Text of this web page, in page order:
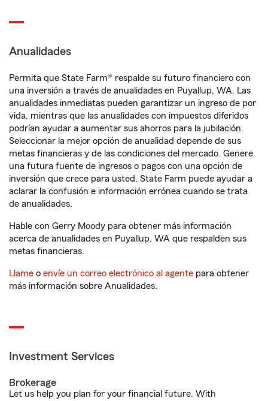
Anualidades
Permita que State Farm® respalde su futuro financiero con
una inversión a través de anualidades en Puyallup, WA. Las
anualidades inmediatas pueden garantizar un ingreso de por
vida, mientras que las anualidades con impuestos diferidos
podrían ayudar a aumentar sus ahorros para la jubilación.
Seleccionar la mejor opción de anualidad depende de sus
metas financieras y de las condiciones del mercado. Genere
una futura fuente de ingresos o pagos con una opción de
inversión que crece para usted. State Farm puede ayudar a
aclarar la confusión e información errónea cuando se trata
de anualidades.
Hable con Gerry Moody para obtener más información
acerca de anualidades en Puyallup, WA que respalden sus
metas financieras.
Llame o envíe un correo electrónico al agente para obtener
más información sobre Anualidades.
Investment Services
Brokerage
Let us help you plan for your financial future. With